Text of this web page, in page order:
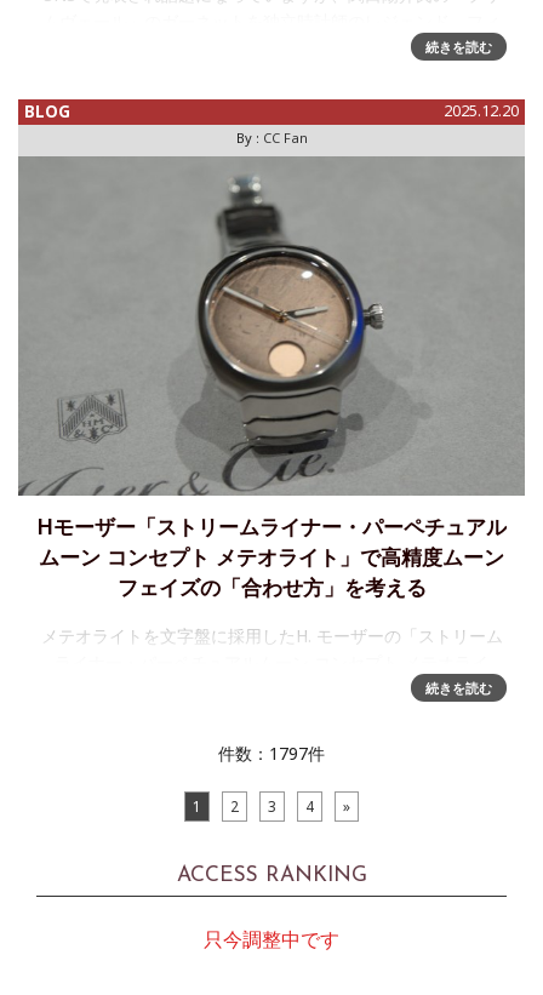
リップ・デュフォー氏が購入しました。工房訪問の時や、更
氏から注文を受けた」と
続きを読む
BLOG 2025.12.20
By : CC Fan
Hモーザー「ストリームライナー・パーペチュアル
ムーン コンセプト メテオライト」で高精度ムーン
フェイズの「合わせ方」を考える
メテオライトを文字盤に採用したH. モーザーの「ストリーム
ト」、インタビューを通じて「高精度ムーンフェイズ」に相
したのでレポートしま
続きを読む
件数：1797件
1 2 3 4 »
ACCESS RANKING
只今調整中です